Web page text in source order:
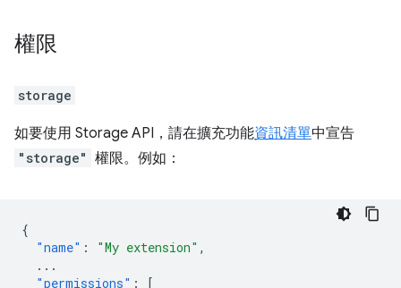
權限
storage
如要使用 Storage API，請在擴充功能資訊清單中宣告
"storage" 權限。例如：
{
"name" : "My extension" ,
...
"permissions" :
[